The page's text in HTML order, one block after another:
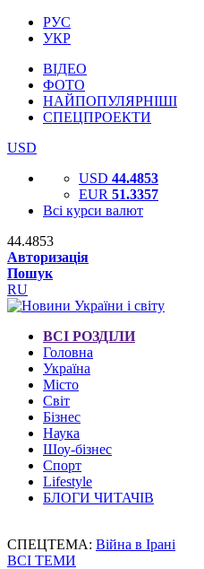
РУС
УКР
ВІДЕО
ФОТО
НАЙПОПУЛЯРНІШІ
СПЕЦПРОЕКТИ
USD
USD 44.4853
EUR 51.3357
Всі курси валют
44.4853
Авторизація
Пошук
RU
ВСІ РОЗДІЛИ
Головна
Україна
Місто
Світ
Бізнес
Наука
Шоу-бізнес
Спорт
Lifestyle
БЛОГИ ЧИТАЧІВ
СПЕЦТЕМА: Війна в Ірані
ВСІ ТЕМИ